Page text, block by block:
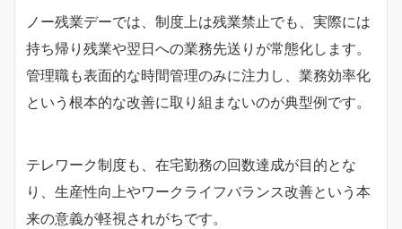
ノー残業デーでは、制度上は残業禁止でも、実際には
持ち帰り残業や翌日への業務先送りが常態化します。
管理職も表面的な時間管理のみに注力し、業務効率化
という根本的な改善に取り組まないのが典型例です。
テレワーク制度も、在宅勤務の回数達成が目的とな
り、生産性向上やワークライフバランス改善という本
来の意義が軽視されがちです。